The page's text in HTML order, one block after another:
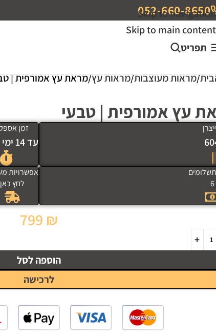
Skip to navigation
Skip to main content
052-660-8650
תפריט
מראות מעוצבות מראות עץ מראת עץ אמורפית |
עץ אמורפית | טבעי
זמן
עד 14 ימי עסקים
6
אפשרויות
לחץ כאן
הוספה לסל
לרכישה
799 ₪